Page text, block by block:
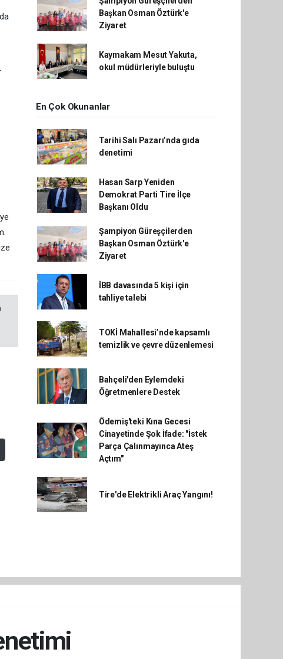
Başkan Osman Öztürk'e
Ziyaret
Kaymakam Mesut Yakuta,
okul müdürleriyle buluştu
En Çok Okunanlar
Tarihi Salı Pazarı’nda gıda
denetimi
Hasan Sarp Yeniden
Demokrat Parti Tire İlçe
Başkanı Oldu
Şampiyon Güreşçilerden
Başkan Osman Öztürk'e
Ziyaret
İBB davasında 5 kişi için
tahliye talebi
TOKİ Mahallesi’nde kapsamlı
temizlik ve çevre düzenlemesi
Bahçeli'den Eylemdeki
Öğretmenlere Destek
Ödemiş'teki Kına Gecesi
Cinayetinde Şok İfade: "İstek
Parça Çalınmayınca Ateş
Açtım"
Tire'de Elektrikli Araç Yangını!